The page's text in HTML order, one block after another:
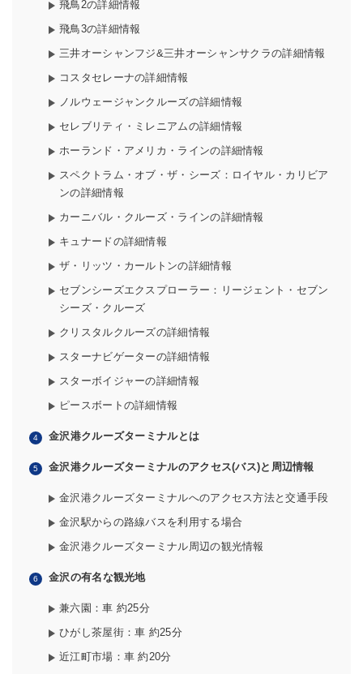
飛鳥2の詳細情報
飛鳥3の詳細情報
三井オーシャンフジ&三井オーシャンサクラの詳細情報
コスタセレーナの詳細情報
ノルウェージャンクルーズの詳細情報
セレブリティ・ミレニアムの詳細情報
ホーランド・アメリカ・ラインの詳細情報
スペクトラム・オブ・ザ・シーズ：ロイヤル・カリビア
ンの詳細情報
カーニバル・クルーズ・ラインの詳細情報
キュナードの詳細情報
ザ・リッツ・カールトンの詳細情報
セブンシーズエクスプローラー：リージェント・セブン
シーズ・クルーズ
クリスタルクルーズの詳細情報
スターナビゲーターの詳細情報
スターボイジャーの詳細情報
ピースボートの詳細情報
金沢港クルーズターミナルとは
金沢港クルーズターミナルのアクセス(バス)と周辺情報
金沢港クルーズターミナルへのアクセス方法と交通手段
金沢駅からの路線バスを利用する場合
金沢港クルーズターミナル周辺の観光情報
金沢の有名な観光地
兼六園：車 約25分
ひがし茶屋街：車 約25分
近江町市場：車 約20分